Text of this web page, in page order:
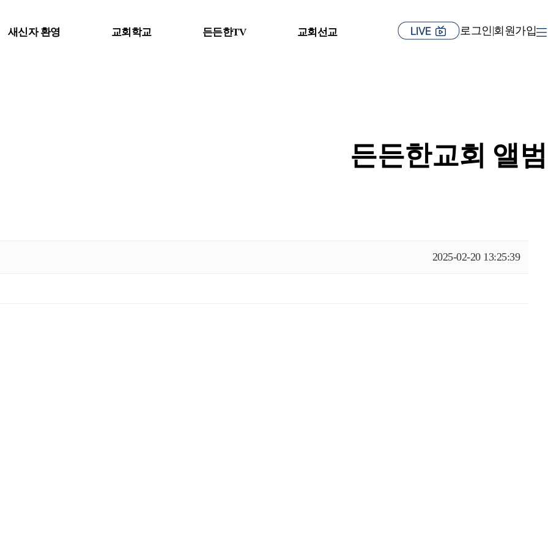
새신자 환영 교회학교 든든한TV 교회선교 로그인 |회원가입
든든한교회 앨범
2025-02-20 13:25:39